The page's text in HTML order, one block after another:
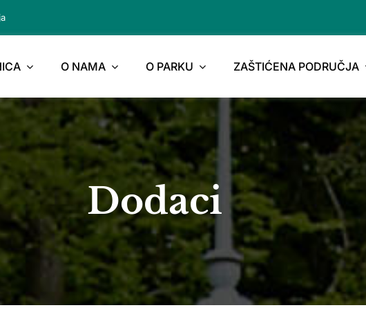
O NAMA O PARKU ZAŠTIĆENA PODRUČJA
Dodaci